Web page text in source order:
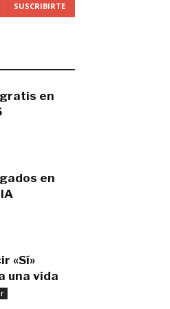
SUSCRIBIRTE
en
en
«Sí»
una vida